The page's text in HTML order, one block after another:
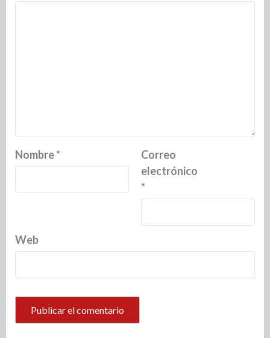
Nombre*
Correo
electrónico
*
Web